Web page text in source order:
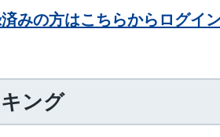
みの方はこちらからログイ
ング